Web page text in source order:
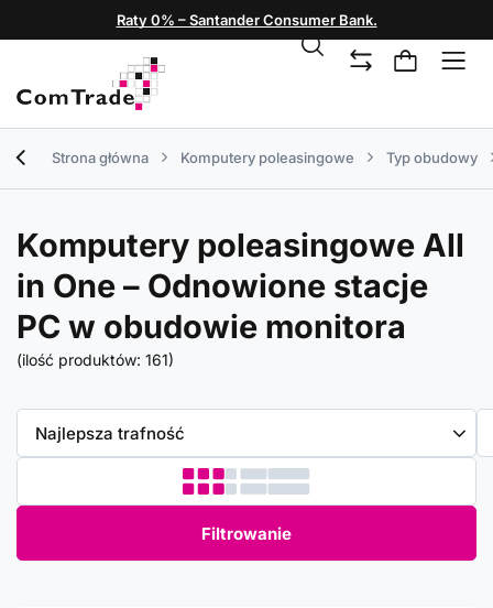
Raty 0% – Santander Consumer Bank.
Strona główna Komputery poleasingowe Typ obudowy
Komputery poleasingowe All
in One – Odnowione stacje
PC w obudowie monitora
(ilość produktów: 161)
Zmień sortowanie
Najlepsza trafność
Filtrowanie